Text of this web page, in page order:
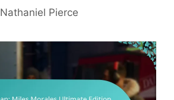
Nathaniel Pierce